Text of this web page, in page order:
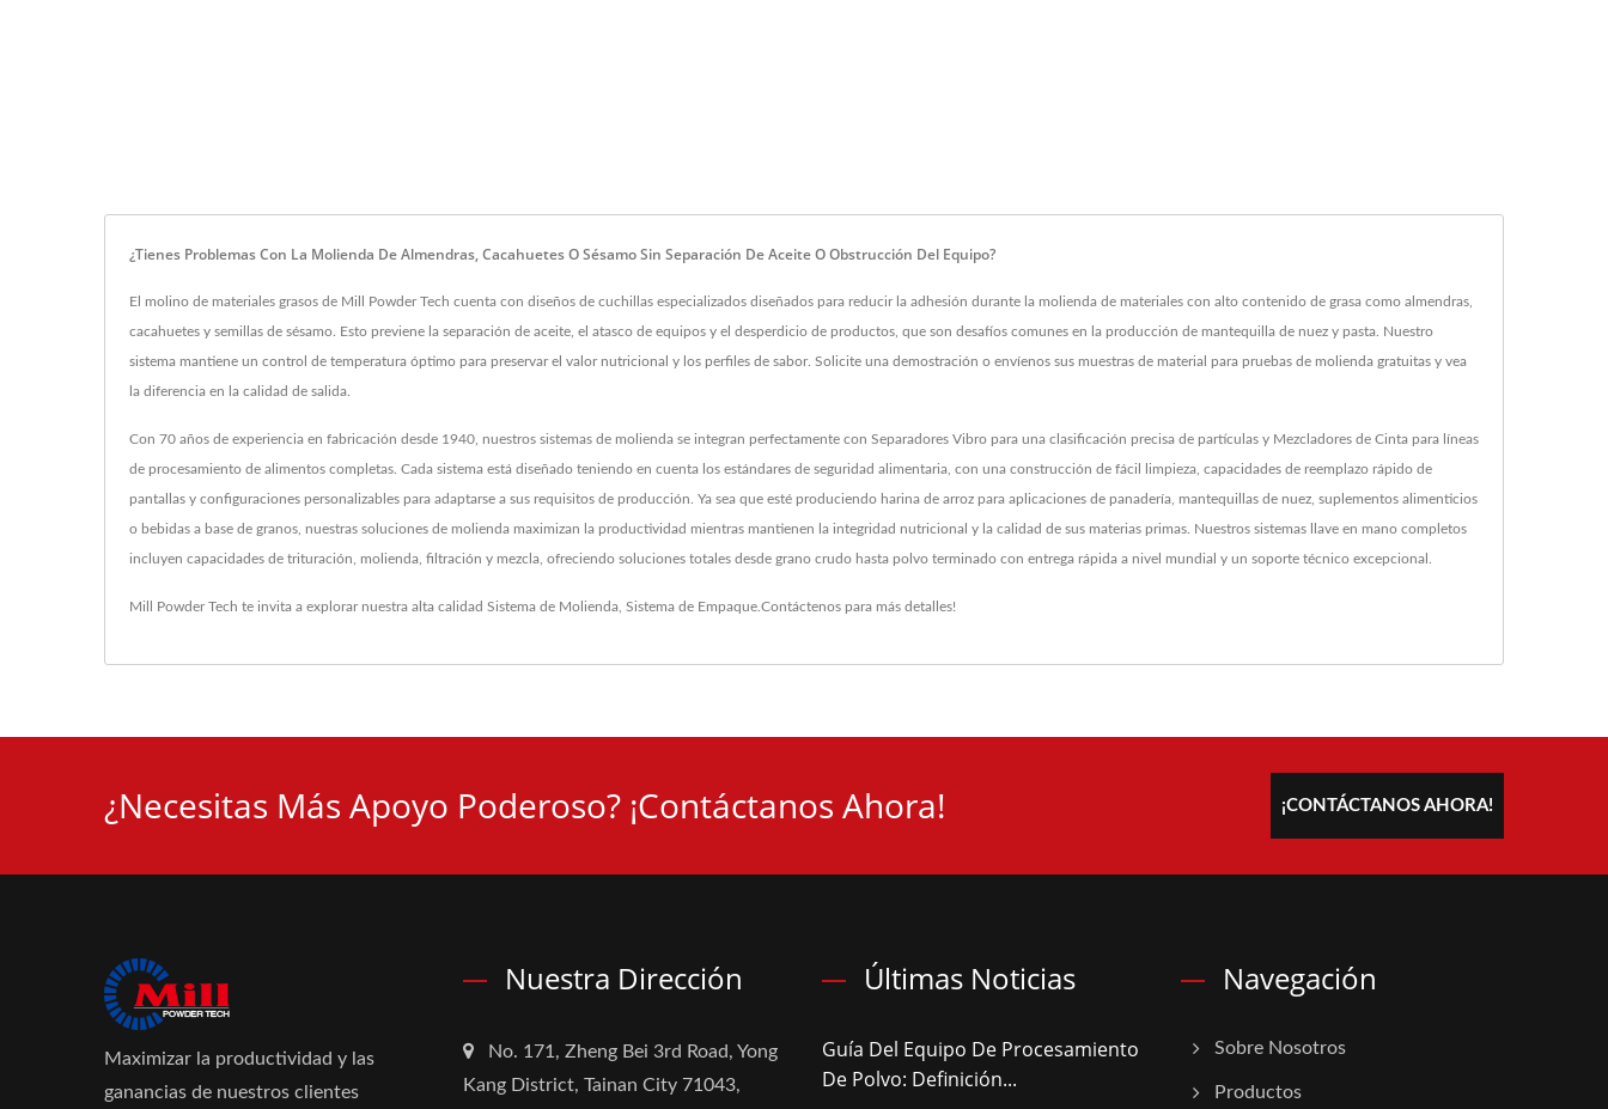
¿Tienes Problemas Con La Molienda De Almendras, Cacahuetes O Sésamo Sin Separación De Aceite O Obstrucción Del Equipo?
El molino de materiales grasos de Mill Powder Tech cuenta con diseños de cuchillas especializados diseñados para reducir la adhesión durante la molienda de materiales con alto contenido de grasa como almendras,
cacahuetes y semillas de sésamo. Esto previene la separación de aceite, el atasco de equipos y el desperdicio de productos, que son desafíos comunes en la producción de mantequilla de nuez y pasta. Nuestro
sistema mantiene un control de temperatura óptimo para preservar el valor nutricional y los perfiles de sabor. Solicite una demostración o envíenos sus muestras de material para pruebas de molienda gratuitas y vea
la diferencia en la calidad de salida.
Con 70 años de experiencia en fabricación desde 1940, nuestros sistemas de molienda se integran perfectamente con Separadores Vibro para una clasificación precisa de partículas y Mezcladores de Cinta para líneas
de procesamiento de alimentos completas. Cada sistema está diseñado teniendo en cuenta los estándares de seguridad alimentaria, con una construcción de fácil limpieza, capacidades de reemplazo rápido de
pantallas y configuraciones personalizables para adaptarse a sus requisitos de producción. Ya sea que esté produciendo harina de arroz para aplicaciones de panadería, mantequillas de nuez, suplementos alimenticios
o bebidas a base de granos, nuestras soluciones de molienda maximizan la productividad mientras mantienen la integridad nutricional y la calidad de sus materias primas. Nuestros sistemas llave en mano completos
incluyen capacidades de trituración, molienda, filtración y mezcla, ofreciendo soluciones totales desde grano crudo hasta polvo terminado con entrega rápida a nivel mundial y un soporte técnico excepcional.
Mill Powder Tech te invita a explorar nuestra alta calidad Sistema de Molienda, Sistema de Empaque.Contáctenos para más detalles!
¿Necesitas Más Apoyo Poderoso? ¡Contáctanos Ahora! ¡CONTÁCTANOS AHORA!
Maximizar la productividad y las
ganancias de nuestros clientes
Nuestra Dirección
No. 171, Zheng Bei 3rd Road, Yong
Kang District, Tainan City 71043,
Últimas Noticias
Guía Del Equipo De Procesamiento
De Polvo: Definición...
Navegación
Sobre Nosotros
Productos